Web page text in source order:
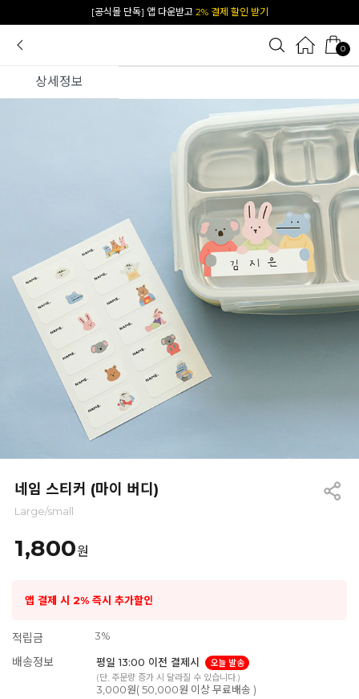
카카오 플친 추가하면1천원 즉시 할인 쿠폰
0
상세정보
네임 스티커 (마이 버디)
Large/small
1,800원
앱 결제 시 2% 즉시 추가할인
적립금 3%
배송정보 평일 13:00 이전 결제시
오늘 발송
(단, 주문량 증가 시 달라질 수 있습니다.)
3,000원( 50,000원 이상 무료배송 )